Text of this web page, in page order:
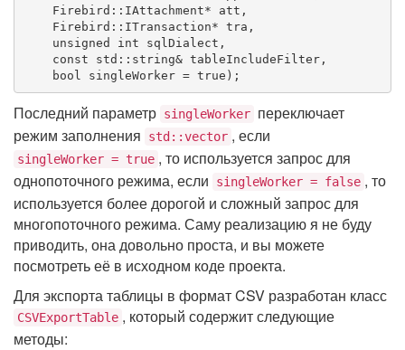
unsigned
int sqlDialect,
const
std :: string& tableIncludeFilter,
bool
singleWorker = true ) ;
Последний параметр singleWorker переключает
режим заполнения
std::vector , если
singleWorker = true , то используется запрос для
однопоточного режима, если
singleWorker = false , то
используется более дорогой и сложный запрос для
многопоточного режима. Саму реализацию я не буду
приводить, она довольно проста, и вы можете
посмотреть её в исходном коде проекта.
Для экспорта таблицы в формат CSV разработан класс
CSVExportTable , который содержит следующие
методы: